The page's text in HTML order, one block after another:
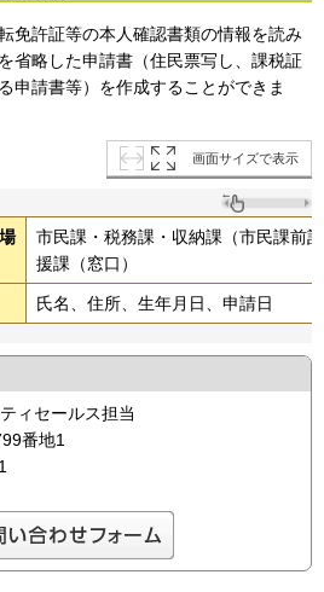
免許証等の本人確認書類の情報を読み
省略した申請書（住民票写し、課税証
申請書等）を作成することができま
画面サイズで表示
市民課・税務課・収納課（市民課前
援課（窓口）
氏名、住所、生年月日、申請日
ィセールス担当
番地1